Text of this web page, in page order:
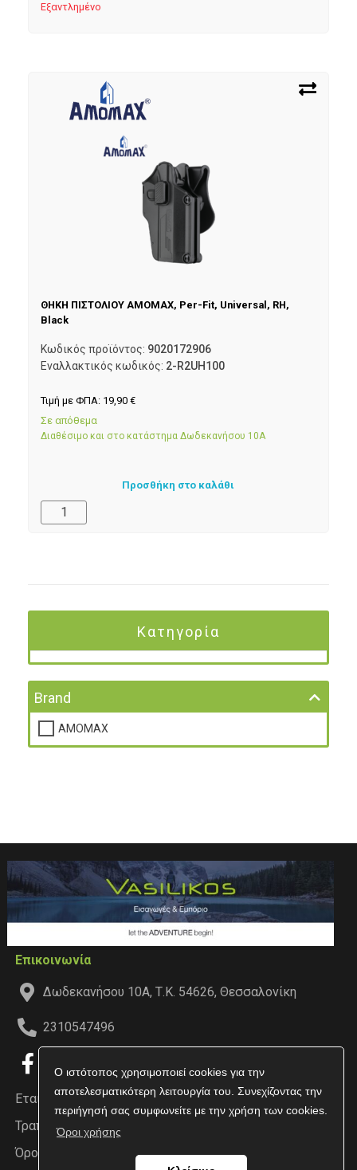
Ο ιστότοπος χρησιμοποιεί cookies για την
αποτελεσματικότερη λειτουργία του. Συνεχίζοντας την
περιήγησή σας συμφωνείτε με την χρήση των cookies.
Όροι χρήσης
Εξαντλημένο
ΘΗΚΗ ΠΙΣΤΟΛΙΟΥ AMOMAX, Per-Fit, Universal, RH,
Black
Κωδικός προϊόντος: 9020172906
Εναλλακτικός κωδικός: 2-R2UH100
Τιμή με ΦΠΑ: 19,90 €
Σε απόθεμα
Διαθέσιμο και στο κατάστημα Δωδεκανήσου 10Α
Προσθήκη στο καλάθι
Κατηγορία
Brand
AMOMAX
Επικοινωνία
Δωδεκανήσου 10Α, Τ.Κ. 54626, Θεσσαλονίκη
2310547496
Εταιρεία
Τραπεζικοί Λογαριασμοί
Όροι χρήσης